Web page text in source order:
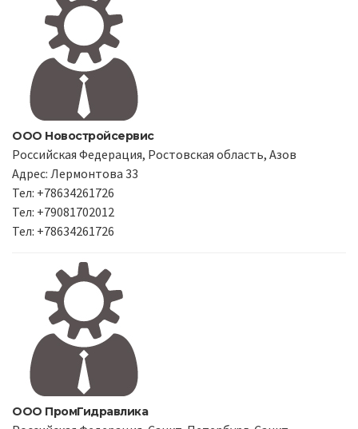
ООО Новостройсервис
Российская Федерация, Ростовская область, Азов
Адрес: Лермонтова 33
Тел: +78634261726
Тел: +79081702012
Тел: +78634261726
ООО ПромГидравлика